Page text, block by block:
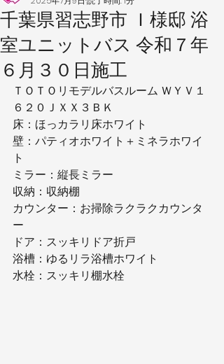
千葉県習志野市 Ｉ様邸 浴
室ユニットバス 令和７年
６月３０日施工
ＴＯＴＯリモデルバスルーム ＷＹＶ１
６２０ＪＸＸ３ＢＫ
床：ほっカラリ床ホワイト
壁：パティオホワイト＋ミネラホワイ
ト
ミラー：縦長ミラー
収納：収納棚
カウンター：お掃除ラクラクカウンタ
ー
ドア：スッキリドア折戸
浴槽：ゆるリラ浴槽ホワイト
水栓：スッキリ棚水栓